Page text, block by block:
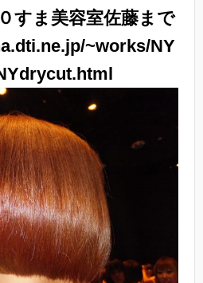
すま美容室佐藤まで
~works/NY